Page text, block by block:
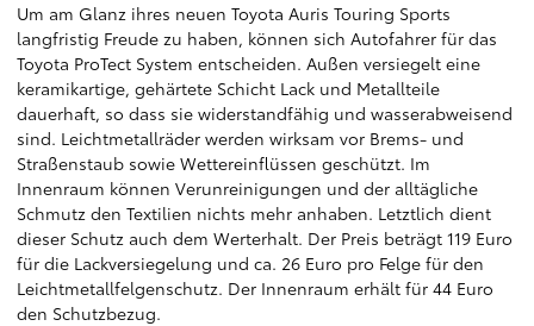
Um am Glanz ihres neuen Toyota Auris Touring Sports
langfristig Freude zu haben, können sich Autofahrer für das
Toyota ProTect System entscheiden. Außen versiegelt eine
keramikartige, gehärtete Schicht Lack und Metallteile
dauerhaft, so dass sie widerstandfähig und wasserabweisend
sind. Leichtmetallräder werden wirksam vor Brems- und
Straßenstaub sowie Wettereinflüssen geschützt. Im
Innenraum können Verunreinigungen und der alltägliche
Schmutz den Textilien nichts mehr anhaben. Letztlich dient
dieser Schutz auch dem Werterhalt. Der Preis beträgt 119 Euro
für die Lackversiegelung und ca. 26 Euro pro Felge für den
Leichtmetallfelgenschutz. Der Innenraum erhält für 44 Euro
den Schutzbezug.